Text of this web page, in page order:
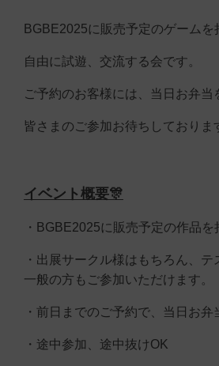
BGBE2025に販売予定のゲームを
自由に試遊、交流する会です。
ご予約のお客様には、当日お弁当
皆さまのご参加お待ちしておりま
イベント概要🎊
・BGBE2025に販売予定の作品
・出展サークル様はもちろん、
一般の方もご参加いただけます。
・前日までのご予約で、当日お弁
・途中参加、途中抜けOK